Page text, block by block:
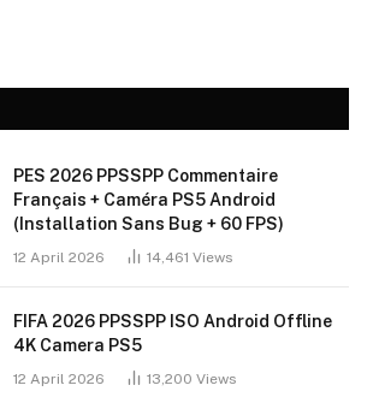
PES 2026 PPSSPP Commentaire
Français + Caméra PS5 Android
(Installation Sans Bug + 60 FPS)
12 April 2026 14,461 Views
FIFA 2026 PPSSPP ISO Android Offline
4K Camera PS5
12 April 2026 13,200 Views